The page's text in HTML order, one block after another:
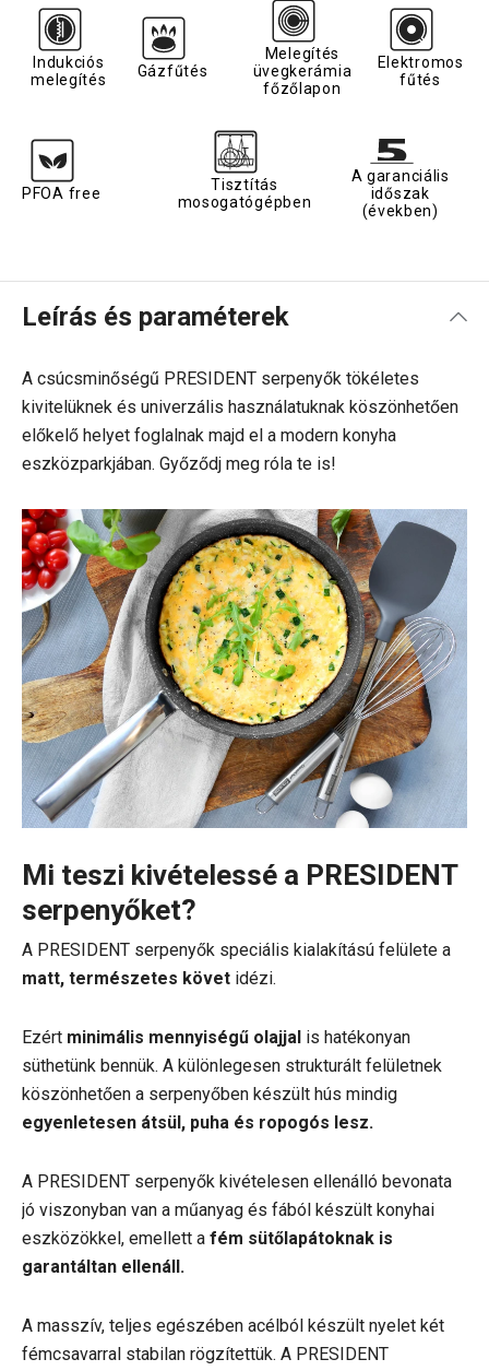
Indukciós
melegítés
Gázfűtés
Melegítés
üvegkerámia
főzőlapon
Elektromos
fűtés
PFOA free
Tisztítás
mosogatógépben
A garanciális
időszak
(években)
Leírás és paraméterek
A csúcsminőségű PRESIDENT serpenyők tökéletes
kivitelüknek és univerzális használatuknak köszönhetően
előkelő helyet foglalnak majd el a modern konyha
eszközparkjában. Győződj meg róla te is!
Mi teszi kivételessé a PRESIDENT
serpenyőket?
A PRESIDENT serpenyők speciális kialakítású felülete a
matt, természetes követ idézi.
Ezért minimális mennyiségű olajjal is hatékonyan
süthetünk bennük. A különlegesen strukturált felületnek
köszönhetően a serpenyőben készült hús mindig
egyenletesen átsül, puha és ropogós lesz.
A PRESIDENT serpenyők kivételesen ellenálló bevonata
jó viszonyban van a műanyag és fából készült konyhai
eszközökkel, emellett a fém sütőlapátoknak is
garantáltan ellenáll.
A masszív, teljes egészében acélból készült nyelet két
fémcsavarral stabilan rögzítettük. A PRESIDENT